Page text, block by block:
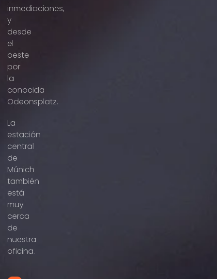
inmediaciones,
y
desde
el
oeste
por
la
conocida
Odeonsplatz.
La
estación
central
de
Múnich
también
está
muy
cerca
de
nuestra
oficina.